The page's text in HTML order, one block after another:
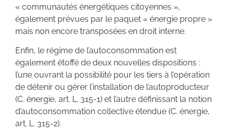
« communautés énergétiques citoyennes »,
également prévues par le paquet « énergie propre »
mais non encore transposées en droit interne.
Enfin, le régime de l’autoconsommation est
également étoffé de deux nouvelles dispositions :
l’une ouvrant la possibilité pour les tiers à l’opération
de détenir ou gérer l’installation de l’autoproducteur
(C. énergie, art. L. 315-1) et l’autre définissant la notion
d’autoconsommation collective étendue (C. énergie,
art. L. 315-2).